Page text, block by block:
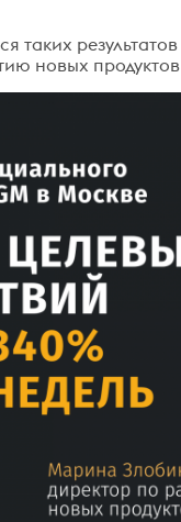
таких
новых